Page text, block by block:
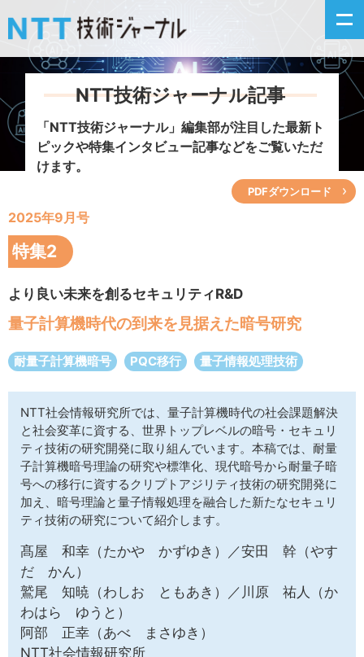
新着情報
イベントカレンダー
問い合わせ
サイトマップ
NTT技術ジャーナル記事
「NTT技術ジャーナル」編集部が注目した最新ト
ピックや特集インタビュー記事などをご覧いただ
けます。
PDFダウンロード
2025年9月号
特集2
より良い未来を創るセキュリティR&D
量子計算機時代の到来を見据えた暗号研究
耐量子計算機暗号 PQC移行 量子情報処理技術
NTT社会情報研究所では、量子計算機時代の社会課題解決
と社会変革に資する、世界トップレベルの暗号・セキュリ
ティ技術の研究開発に取り組んでいます。本稿では、耐量
子計算機暗号理論の研究や標準化、現代暗号から耐量子暗
号への移行に資するクリプトアジリティ技術の研究開発に
加え、暗号理論と量子情報処理を融合した新たなセキュリ
ティ技術の研究について紹介します。
髙屋 和幸（たかや かずゆき）／安田 幹（やす
だ かん）
鷲尾 知暁（わしお ともあき）／川原 祐人（か
わはら ゆうと）
阿部 正幸（あべ まさゆき）
NTT社会情報研究所